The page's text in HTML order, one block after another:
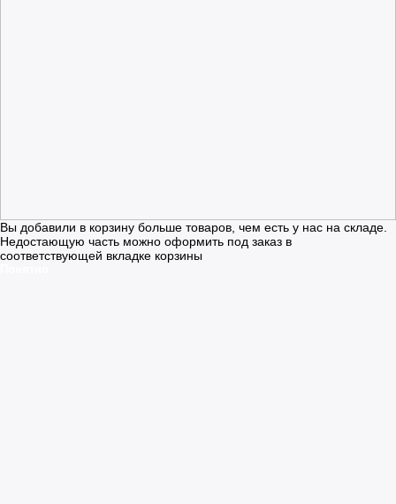
Вы добавили в корзину больше товаров, чем есть у нас на складе.
Недостающую часть можно оформить под заказ в
соответствующей вкладке корзины